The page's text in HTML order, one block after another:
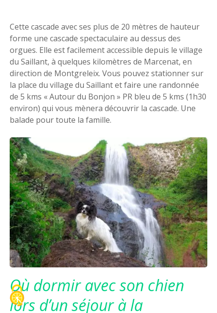
Cette cascade avec ses plus de 20 mètres de hauteur
forme une cascade spectaculaire au dessus des
orgues. Elle est facilement accessible depuis le village
du Saillant, à quelques kilomètres de Marcenat, en
direction de Montgreleix. Vous pouvez stationner sur
la place du village du Saillant et faire une randonnée
de 5 kms « Autour du Bonjon » PR bleu de 5 kms (1h30
environ) qui vous mènera découvrir la cascade. Une
balade pour toute la famille.
Où dormir avec son chien
lors d’un séjour à la